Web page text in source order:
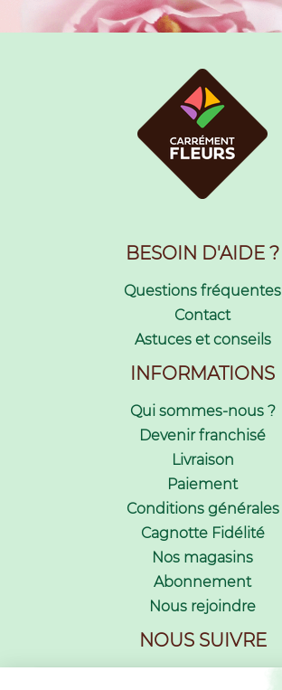
BESOIN D'AIDE ?
Questions fréquentes
Contact
Astuces et conseils
INFORMATIONS
Qui sommes-nous ?
Devenir franchisé
Livraison
Paiement
Conditions générales
Cagnotte Fidélité
Nos magasins
Abonnement
Nous rejoindre
NOUS SUIVRE